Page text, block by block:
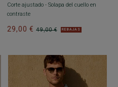
Corte ajustado - Solapa del cuello en
contraste
49,00 €
29,00 € REBAJAS